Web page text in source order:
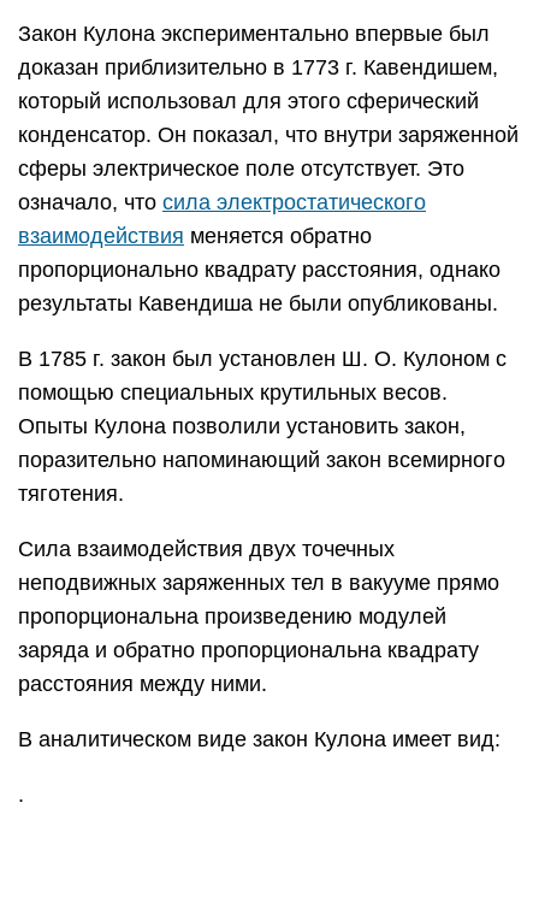
Закон Кулона экспериментально впервые был
доказан приблизительно в 1773 г. Кавендишем,
который использовал для этого сферический
конденсатор. Он показал, что внутри заряженной
сферы электрическое поле отсутствует. Это
означало, что сила электростатического
взаимодействия меняется обратно
пропорционально квадрату расстояния, однако
результаты Кавендиша не были опубликованы.
В 1785 г. закон был установлен Ш. О. Кулоном с
помощью специальных крутильных весов.
Опыты Кулона позволили установить закон,
поразительно напоминающий закон всемирного
тяготения.
Сила взаимодействия двух точечных
неподвижных заряженных тел в вакууме прямо
пропорциональна произведению модулей
заряда и обратно пропорциональна квадрату
расстояния между ними.
В аналитическом виде закон Кулона имеет вид:
.